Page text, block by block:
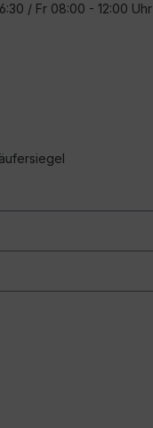
/ Fr 08:00 - 12:00 Uhr